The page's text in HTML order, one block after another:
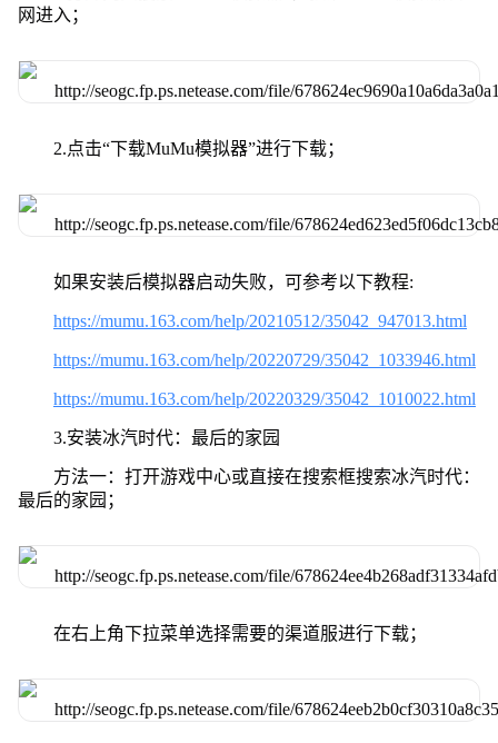
网进入；
2.点击“下载MuMu模拟器”进行下载；
如果安装后模拟器启动失败，可参考以下教程:
https://mumu.163.com/help/20210512/35042_947013.html
https://mumu.163.com/help/20220729/35042_1033946.html
https://mumu.163.com/help/20220329/35042_1010022.html
3.安装冰汽时代：最后的家园
方法一：打开游戏中心或直接在搜索框搜索冰汽时代：
最后的家园；
在右上角下拉菜单选择需要的渠道服进行下载；